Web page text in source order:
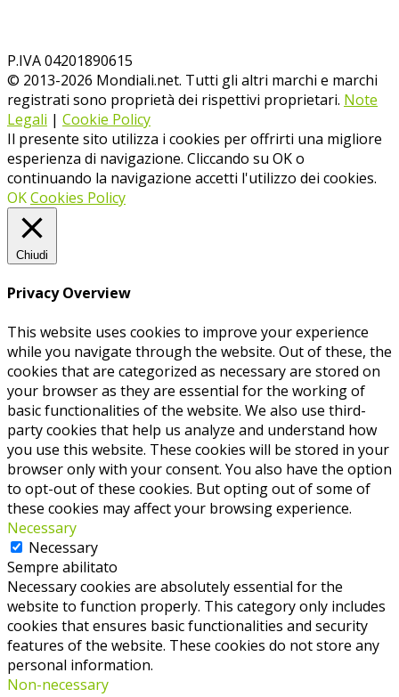
P.IVA 04201890615
© 2013-2026 Mondiali.net. Tutti gli altri marchi e marchi
registrati sono proprietà dei rispettivi proprietari. Note
Legali | Cookie Policy
Il presente sito utilizza i cookies per offrirti una migliore
esperienza di navigazione. Cliccando su OK o
continuando la navigazione accetti l'utilizzo dei cookies.
OKCookies Policy
Chiudi
Privacy Overview
This website uses cookies to improve your experience
while you navigate through the website. Out of these, the
cookies that are categorized as necessary are stored on
your browser as they are essential for the working of
basic functionalities of the website. We also use third-
party cookies that help us analyze and understand how
you use this website. These cookies will be stored in your
browser only with your consent. You also have the option
to opt-out of these cookies. But opting out of some of
these cookies may affect your browsing experience.
Necessary
Necessary
Sempre abilitato
Necessary cookies are absolutely essential for the
website to function properly. This category only includes
cookies that ensures basic functionalities and security
features of the website. These cookies do not store any
personal information.
Non-necessary